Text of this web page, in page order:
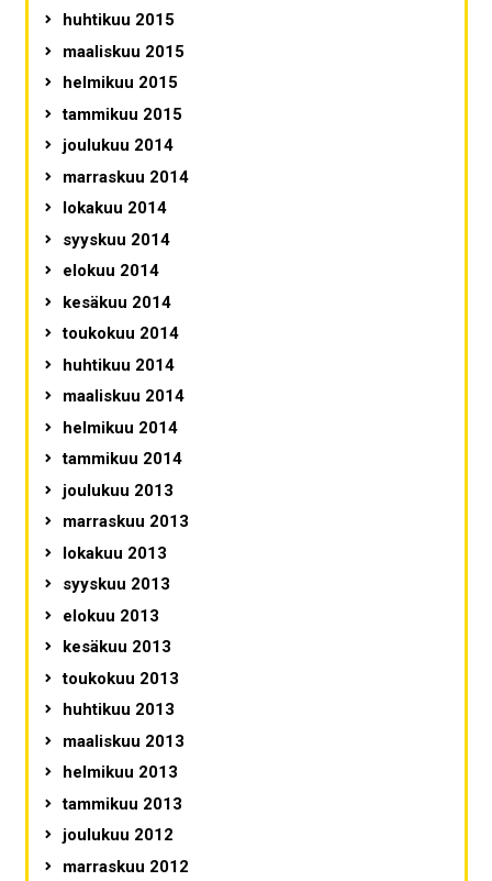
huhtikuu 2015
maaliskuu 2015
helmikuu 2015
tammikuu 2015
joulukuu 2014
marraskuu 2014
lokakuu 2014
syyskuu 2014
elokuu 2014
kesäkuu 2014
toukokuu 2014
huhtikuu 2014
maaliskuu 2014
helmikuu 2014
tammikuu 2014
joulukuu 2013
marraskuu 2013
lokakuu 2013
syyskuu 2013
elokuu 2013
kesäkuu 2013
toukokuu 2013
huhtikuu 2013
maaliskuu 2013
helmikuu 2013
tammikuu 2013
joulukuu 2012
marraskuu 2012